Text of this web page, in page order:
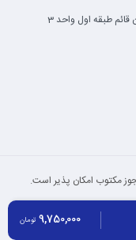
9,750,000 تومان
مکتوب امکان پذیر است.